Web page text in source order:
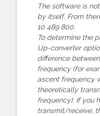
The software is
by itself. From
10 489 800.
To determine the
Up-converter
difference
frequency (for
ascent frequency
theoretically
frequency). If you
transmit/receive,